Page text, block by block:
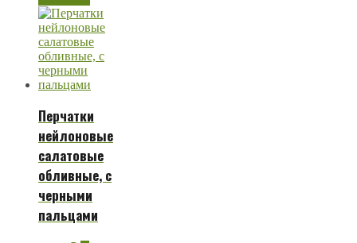
Перчатки
нейлоновые
салатовые
обливные, с
черными
пальцами